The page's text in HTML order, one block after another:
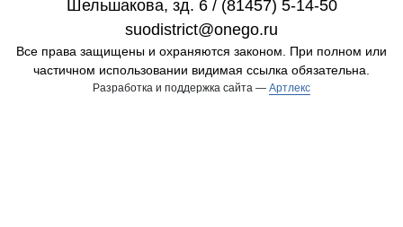
Шельшакова, зд. 6 / (81457) 5-14-50
suodistrict@onego.ru
Все права защищены и охраняются законом. При полном или
частичном использовании видимая ссылка обязательна.
Разработка и поддержка сайта — Артлекс